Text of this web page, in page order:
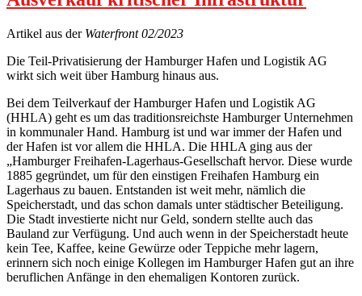
Artikel aus der Waterfront 02/2023
Die Teil-Privatisierung der Hamburger Hafen und Logistik AG
wirkt sich weit über Hamburg hinaus aus.
Bei dem Teilverkauf der Hamburger Hafen und Logistik AG
(HHLA) geht es um das traditionsreichste Hamburger Unternehmen
in kommunaler Hand. Hamburg ist und war immer der Hafen und
der Hafen ist vor allem die HHLA. Die HHLA ging aus der
„Hamburger Freihafen-Lagerhaus-Gesellschaft hervor. Diese wurde
1885 gegründet, um für den einstigen Freihafen Hamburg ein
Lagerhaus zu bauen. Entstanden ist weit mehr, nämlich die
Speicherstadt, und das schon damals unter städtischer Beteiligung.
Die Stadt investierte nicht nur Geld, sondern stellte auch das
Bauland zur Verfügung. Und auch wenn in der Speicherstadt heute
kein Tee, Kaffee, keine Gewürze oder Teppiche mehr lagern,
erinnern sich noch einige Kollegen im Hamburger Hafen gut an ihre
beruflichen Anfänge in den ehemaligen Kontoren zurück.